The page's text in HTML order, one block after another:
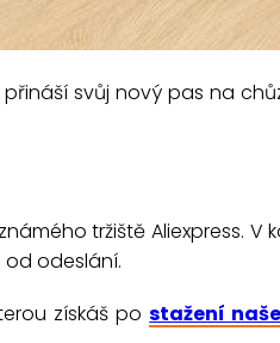
svůj nový pas na
tržiště Aliexpress.
od odeslání.
získáš postažení